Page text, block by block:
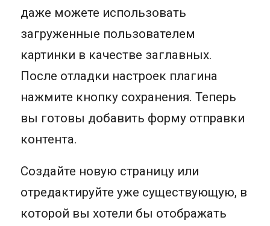
даже можете использовать
загруженные пользователем
картинки в качестве заглавных.
После отладки настроек плагина
нажмите кнопку сохранения. Теперь
вы готовы добавить форму отправки
контента.
Создайте новую страницу или
отредактируйте уже существующую, в
которой вы хотели бы отображать